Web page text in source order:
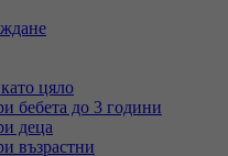
цяло
бебета до 3 години
деца
възрастни